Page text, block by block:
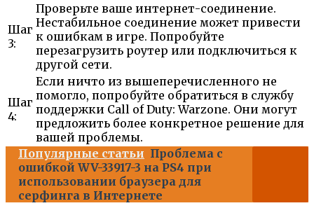
Шаг
3:
Проверьте ваше интернет-соединение.
Нестабильное соединение может привести
к ошибкам в игре. Попробуйте
перезагрузить роутер или подключиться к
другой сети.
Шаг
4:
Если ничто из вышеперечисленного не
помогло, попробуйте обратиться в службу
поддержки Call of Duty: Warzone. Они могут
предложить более конкретное решение для
вашей проблемы.
Популярные статьи Проблема с
ошибкой WV-33917-3 на PS4 при
использовании браузера для
серфинга в Интернете